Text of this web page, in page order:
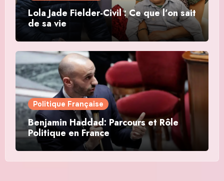
Lola Jade Fielder-Civil : Ce que l’on sait
de sa vie
Politique Française
Benjamin Haddad: Parcours et Rôle
Politique en France